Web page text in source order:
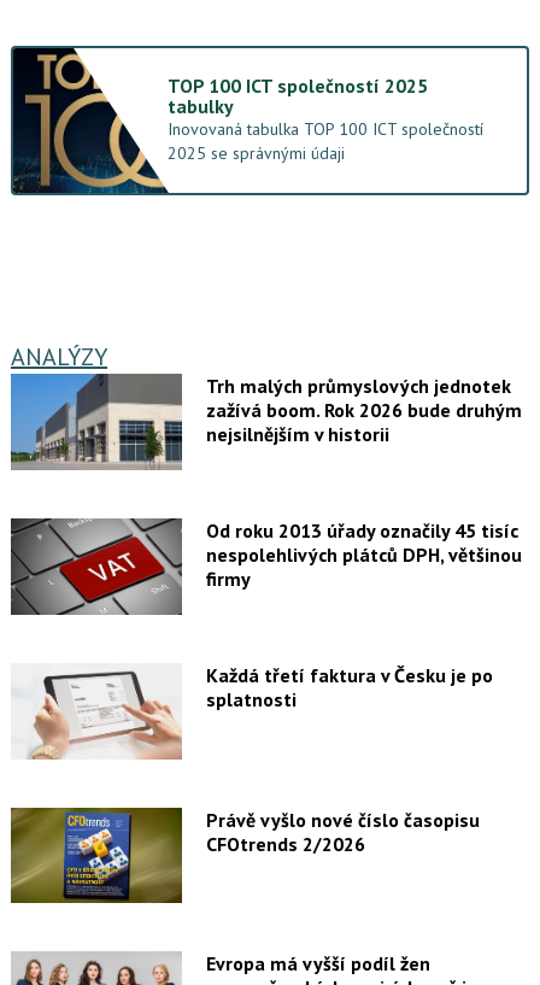
TOP 100 ICT společností 2025
tabulky
Inovovaná tabulka TOP 100 ICT společností
2025 se správnými údaji
ANALÝZY
Trh malých průmyslových jednotek
zažívá boom. Rok 2026 bude druhým
nejsilnějším v historii
Od roku 2013 úřady označily 45 tisíc
nespolehlivých plátců DPH, většinou
firmy
Každá třetí faktura v Česku je po
splatnosti
Právě vyšlo nové číslo časopisu
CFOtrends 2/2026
Evropa má vyšší podíl žen